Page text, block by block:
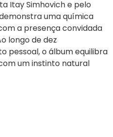
Itay Simhovich e pelo
uma química
a presença convidada
longo de dez
pessoal, o álbum equilibra
um instinto natural